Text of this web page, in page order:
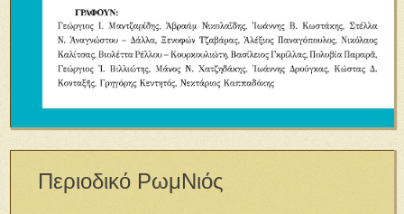
Περιοδικό ΡωμΝιός